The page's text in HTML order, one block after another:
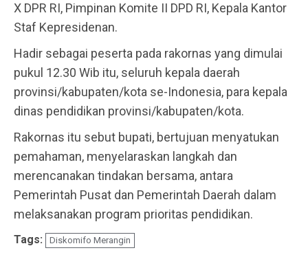
X DPR RI, Pimpinan Komite II DPD RI, Kepala Kantor
Staf Kepresidenan.
Hadir sebagai peserta pada rakornas yang dimulai
pukul 12.30 Wib itu, seluruh kepala daerah
provinsi/kabupaten/kota se-Indonesia, para kepala
dinas pendidikan provinsi/kabupaten/kota.
Rakornas itu sebut bupati, bertujuan menyatukan
pemahaman, menyelaraskan langkah dan
merencanakan tindakan bersama, antara
Pemerintah Pusat dan Pemerintah Daerah dalam
melaksanakan program prioritas pendidikan.
Tags: Diskomifo Merangin